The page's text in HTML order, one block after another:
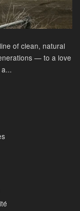
of clean, natural
— to a love